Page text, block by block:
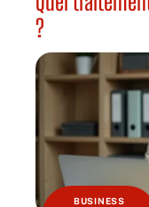
?
BUSINESS